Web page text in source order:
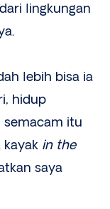
lingkungan
lebih bisa ia
hidup
semacam itu
kayak in the
saya